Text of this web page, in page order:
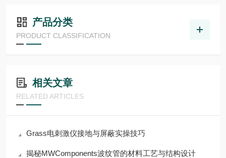
产品分类
PRODUCT CLASSIFICATION
相关文章
RELATED ARTICLES
Grass电刺激仪接地与屏蔽实操技巧
揭秘MWComponents波纹管的材料工艺与结构设计